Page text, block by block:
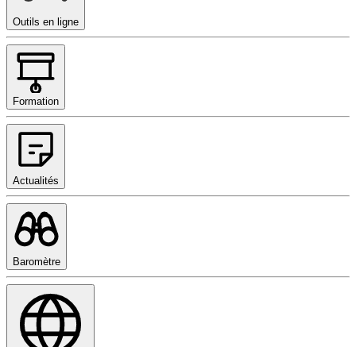
Outils en ligne
Formation
Actualités
Baromètre